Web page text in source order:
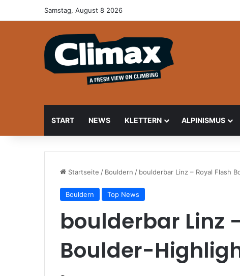
Samstag, August 8 2026
START NEWS KLETTERN ALPINISMUS
Startseite / Bouldern / boulderbar Linz – Royal Flash
Bouldern Top News
boulderbar Linz
Boulder-